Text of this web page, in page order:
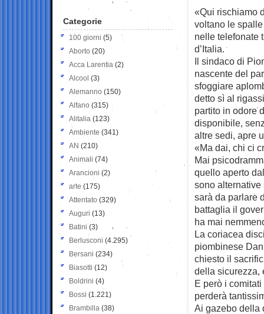
«Qui rischiamo
voltano le
nelle telefonate
d’Italia.
Il sindaco di
nascente del
sfoggiare
detto sì al
partito in odore
disponibile,
altre sedi, apre
«Ma dai, chi ci
Mai
quello aperto
sono
sarà da parlare
battaglia il
ha mai
La coriacea
piombinese
chiesto il
della sicurezza,
E però i
perderà
Ai gazebo della
Categorie
100 giorni (5)
Aborto (20)
Acca Larentia (2)
Alcool (3)
Alemanno (150)
Alfano (315)
Alitalia (123)
Ambiente (341)
AN (210)
Animali (74)
Arancioni (2)
arte (175)
Attentato (329)
Auguri (13)
Batini (3)
Berlusconi (4.295)
Bersani (234)
Biasotti (12)
Boldrini (4)
Bossi (1.221)
Brambilla (38)